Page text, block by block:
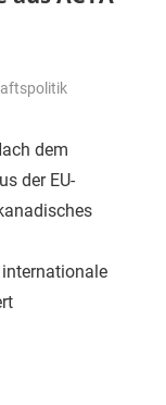
dem
der EU-